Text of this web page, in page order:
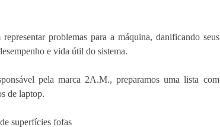
problemas para a máquina, danificando seus
e vida útil do sistema.
pela marca 2A.M., preparamos uma lista com
de laptop.
superfícies fofas